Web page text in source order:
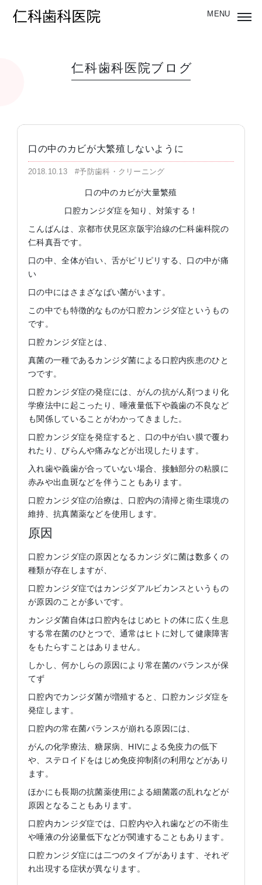
仁科歯科医院ブログ
口の中のカビが大繁殖しないように
2018.10.13#予防歯科・クリーニング
口の中のカビが大量繁殖
口腔カンジダ症を知り、対策する！
こんばんは、京都市伏見区京阪宇治線の仁科歯科院の
仁科真吾です。
口の中、全体が白い、舌がピリピリする、口の中が痛
い
口の中にはさまざなばい菌がいます。
この中でも特徴的なものが口腔カンジダ症というもの
です。
口腔カンジダ症とは、
真菌の一種であるカンジダ菌による口腔内疾患のひと
つです。
口腔カンジダ症の発症には、がんの抗がん剤つまり化
学療法中に起こったり、唾液量低下や義歯の不良など
も関係していることがわかってきました。
口腔カンジダ症を発症すると、口の中が白い膜で覆わ
れたり、びらんや痛みなどが出現したります。
入れ歯や義歯が合っていない場合、接触部分の粘膜に
赤みや出血斑などを伴うこともあります。
口腔カンジダ症の治療は、口腔内の清掃と衛生環境の
維持、抗真菌薬などを使用します。
原因
口腔カンジダ症の原因となるカンジダに菌は数多くの
種類が存在しますが、
口腔カンジダ症ではカンジダアルビカンスというもの
が原因のことが多いです。
カンジダ菌自体は口腔内をはじめヒトの体に広く生息
する常在菌のひとつで、通常はヒトに対して健康障害
をもたらすことはありません。
しかし、何かしらの原因により常在菌のバランスが保
てず
口腔内でカンジダ菌が増殖すると、口腔カンジダ症を
発症します。
口腔内の常在菌バランスが崩れる原因には、
がんの化学療法、糖尿病、HIVによる免疫力の低下
や、ステロイドをはじめ免疫抑制剤の利用などがあり
ます。
ほかにも長期の抗菌薬使用による細菌叢の乱れなどが
原因となることもあります。
口腔内カンジダ症では、口腔内や入れ歯などの不衛生
や唾液の分泌量低下などが関連することもあります。
口腔カンジダ症には二つのタイプがあります、それぞ
れ出現する症状が異なります。